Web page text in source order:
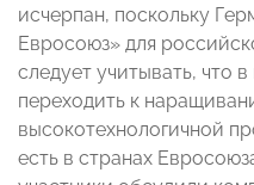
исчерпан, поскольку
Евросоюз» для
следует учитывать, что
переходить к
высокотехнологичной
есть в странах